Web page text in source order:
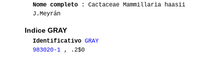
Nome completo : Cactaceae Mammillaria haasii
J.Meyrán
Indice GRAY
Identificativo GRAY
983020-1 , .2$0